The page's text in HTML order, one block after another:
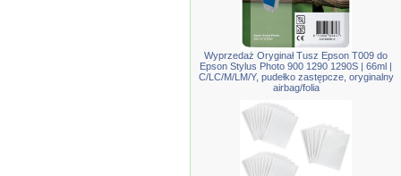
Wyprzedaż Oryginał Tusz Epson T009 do
Epson Stylus Photo 900 1290 1290S | 66ml |
C/LC/M/LM/Y, pudełko zastępcze, oryginalny
airbag/folia